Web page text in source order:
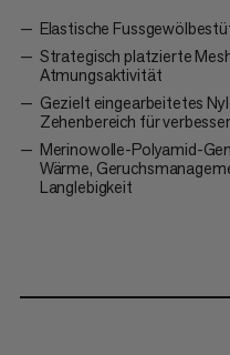
Elastische
Strategisch platzierte
Atmungsaktivität
Gezielt eingearbeitetes
Zehenbereich für
Merinowolle-Polyamid-
Wärme,
Langlebigkeit